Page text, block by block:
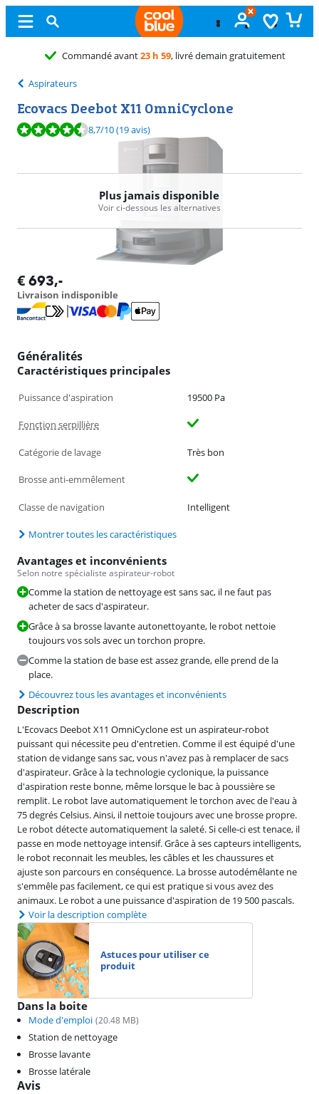
23 h 59, livré demain gratuitement
Aspirateurs
Ecovacs Deebot X11 OmniCyclone
La note est de 8,7 sur 10, basée sur 19 avis.
8,7/10(19 avis)
Plus jamais disponible
Voir ci-dessous les alternatives
€ 693,-
Livraison indisponible
Généralités
Caractéristiques principales
Puissance d'aspiration 19500 Pa
Fonction serpillière
Catégorie de lavage Très bon
Brosse anti-emmêlement
Classe de navigation Intelligent
Montrer toutes les caractéristiques
Avantages et inconvénients
Selon notre spécialiste aspirateur-robot
Comme la station de nettoyage est sans sac, il ne faut pas
acheter de sacs d'aspirateur.
Grâce à sa brosse lavante autonettoyante, le robot nettoie
toujours vos sols avec un torchon propre.
Comme la station de base est assez grande, elle prend de la
place.
Découvrez tous les avantages et inconvénients
Description
L'Ecovacs Deebot X11 OmniCyclone est un aspirateur-robot
puissant qui nécessite peu d'entretien. Comme il est équipé d'une
station de vidange sans sac, vous n'avez pas à remplacer de sacs
d'aspirateur. Grâce à la technologie cyclonique, la puissance
d'aspiration reste bonne, même lorsque le bac à poussière se
remplit. Le robot lave automatiquement le torchon avec de l'eau à
75 degrés Celsius. Ainsi, il nettoie toujours avec une brosse propre.
Le robot détecte automatiquement la saleté. Si celle-ci est tenace, il
passe en mode nettoyage intensif. Grâce à ses capteurs intelligents,
le robot reconnait les meubles, les câbles et les chaussures et
ajuste son parcours en conséquence. La brosse autodémêlante ne
s'emmêle pas facilement, ce qui est pratique si vous avez des
animaux. Le robot a une puissance d'aspiration de 19 500 pascals.
Voir la description complète
Astuces pour utiliser ce
produit
Dans la boite
Mode d'emploi (20.48 MB)
Station de nettoyage
Brosse lavante
Brosse latérale
Avis